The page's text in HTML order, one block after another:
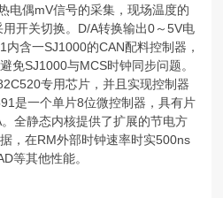
电偶mV信号的采集，现场温度的
开关切换。D/A转换输出0～5V电
含一SJ1000的CAN配料控制器，
免SJ1000与MCS时钟同步问题。
专用芯片，并且实现控制器
是一个单片8位微控制器，具有片
全静态内核提供了扩展的节电方
，在RM外部时钟速率时实500ns
等其他性能。